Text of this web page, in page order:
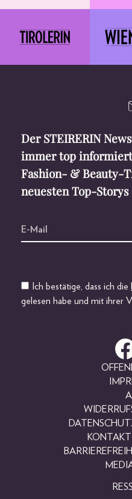
Der STEIRERIN
immer top
Fashion- & Beauty-
neuesten Top-
Ich bestätige, dass ich die
gelesen habe und mit ihrer